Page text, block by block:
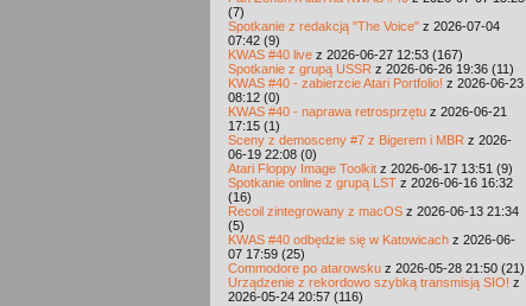
(7)
Spotkanie z redakcją "The Voice" z 2026-07-04
07:42 (9)
KWAS #40 live z 2026-06-27 12:53 (167)
Spotkanie z grupą USSR z 2026-06-26 19:36 (11)
KWAS #40 - zabierzcie Atari Portfolio! z 2026-06-23
08:12 (0)
KWAS #40 - naprawa retrosprzętu z 2026-06-21
17:15 (1)
Sceny z demosceny #7 z Bigerem i MBR z 2026-
06-19 22:08 (0)
Atari Floppy Image Toolkit z 2026-06-17 13:51 (9)
Spotkanie online z grupą LST z 2026-06-16 16:32
(16)
Recoil zintegrowany z macOS z 2026-06-13 21:34
(5)
KWAS #40 odbędzie się w Katowicach z 2026-06-
07 17:59 (25)
Commodore po atarowsku z 2026-05-28 21:50 (21)
Urządzenie z rekordowo szybką transmisją SIO! z
2026-05-24 20:57 (116)